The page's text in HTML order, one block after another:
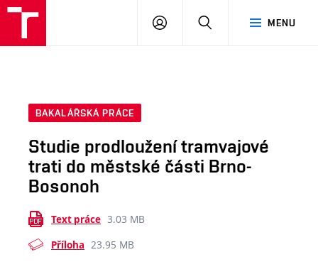
MENU
PŘIHLÁSIT
BAKALÁŘSKÁ PRÁCE
Studie prodloužení tramvajové
trati do městské části Brno-
Bosonoh
Text práce 3.03 MB
Příloha 23.95 MB